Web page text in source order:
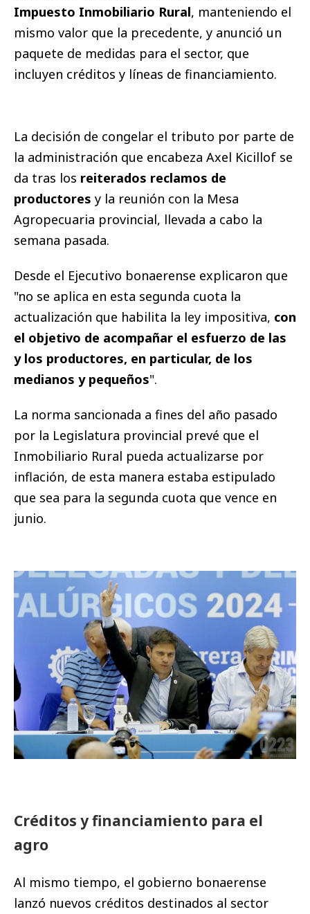
Impuesto Inmobiliario Rural, manteniendo el
mismo valor que la precedente, y anunció un
paquete de medidas para el sector, que
incluyen créditos y líneas de financiamiento.
La decisión de congelar el tributo por parte de
la administración que encabeza Axel Kicillof se
da tras los reiterados reclamos de
productores y la reunión con la Mesa
Agropecuaria provincial, llevada a cabo la
semana pasada.
Desde el Ejecutivo bonaerense explicaron que
"no se aplica en esta segunda cuota la
actualización que habilita la ley impositiva, con
el objetivo de acompañar el esfuerzo de las
y los productores, en particular, de los
medianos y pequeños".
La norma sancionada a fines del año pasado
por la Legislatura provincial prevé que el
Inmobiliario Rural pueda actualizarse por
inflación, de esta manera estaba estipulado
que sea para la segunda cuota que vence en
junio.
Créditos y financiamiento para el
agro
Al mismo tiempo, el gobierno bonaerense
lanzó nuevos créditos destinados al sector